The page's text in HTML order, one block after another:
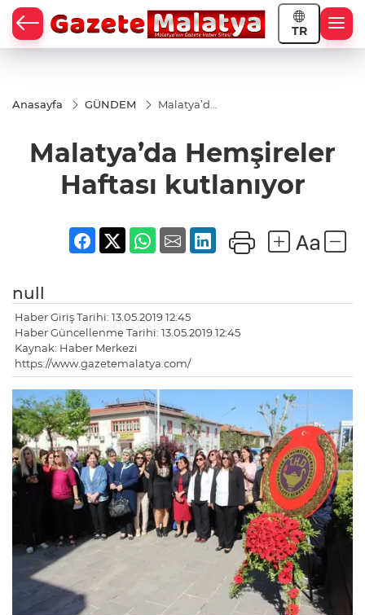
TR
Anasayfa GÜNDEM
Malatya’da
kutlanıyor
Malatya’da Hemşireler
Haftası kutlanıyor
null
Haber Giriş Tarihi: 13.05.2019 12:45
Haber Güncellenme Tarihi: 13.05.2019 12:45
Kaynak: Haber Merkezi
https://www.gazetemalatya.com/